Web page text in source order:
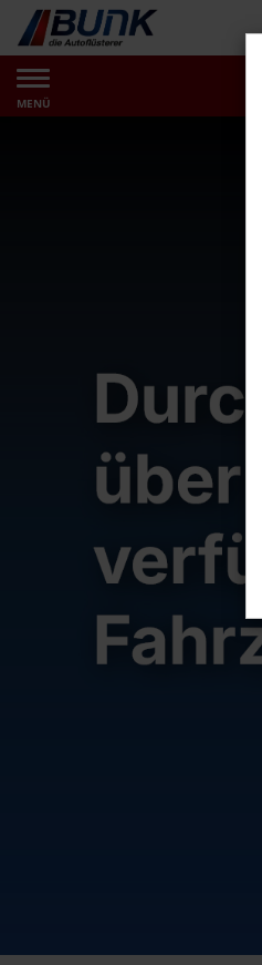
Zum
Hauptinhalt
springen
MENÜ